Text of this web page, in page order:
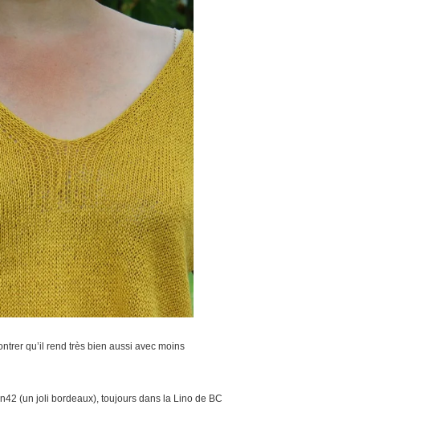
qu’il rend très bien aussi avec moins
(un joli bordeaux), toujours dans la Lino de BC